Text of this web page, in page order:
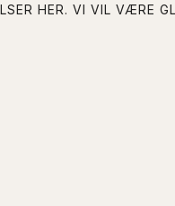
HER. VI VIL VÆRE